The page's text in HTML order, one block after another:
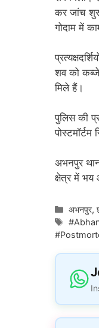
कर जांच
गोदाम में
शव को कब्जे
मिले हैं।
पुलिस की
अभनपुर
क्षेत्र में भय
अभनपुर,
Tags